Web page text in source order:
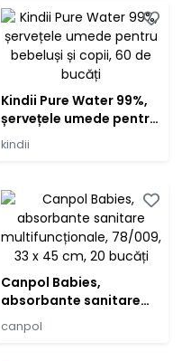
Kindii Pure Water 99%,
șervețele umede pentru
bebeluși și copii, 60 de
kindii
Canpol Babies,
absorbante sanitare
multifuncționale,
78/009, 33 x 45 cm, 20
canpol